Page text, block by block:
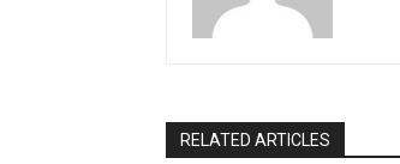
RELATED ARTICLES